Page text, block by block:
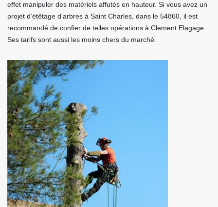
effet manipuler des matériels affutés en hauteur. Si vous avez un
projet d’étêtage d’arbres à Saint Charles, dans le 54860, il est
recommandé de confier de telles opérations à Clement Elagage.
Ses tarifs sont aussi les moins chers du marché.